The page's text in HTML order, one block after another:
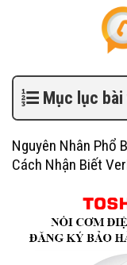
Mục lục
Nguyên Nhân Phổ
Cách Nhận Biết